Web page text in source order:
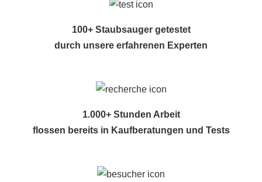
100+ Staubsauger getestet
durch unsere erfahrenen Experten
1.000+ Stunden Arbeit
flossen bereits in Kaufberatungen und Tests